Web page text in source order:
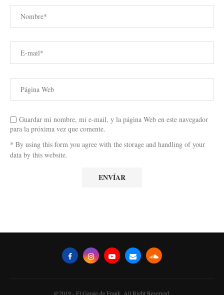
Guardar mi nombre, mi e-mail, y la página Web en este navegador
para la próxima vez que comente.
* By using this form you agree with the storage and handling of your
data by this website.
@2019 - El Garaje de Frank. All Right Reserved.